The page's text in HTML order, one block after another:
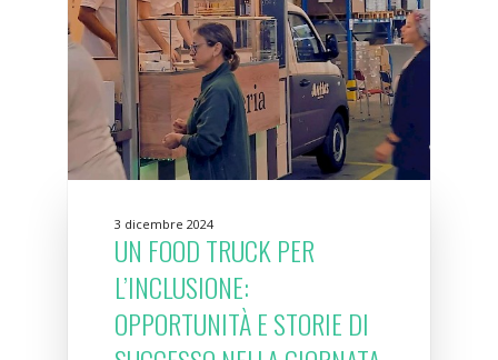
3 dicembre 2024
UN FOOD TRUCK PER
L’INCLUSIONE:
OPPORTUNITÀ E STORIE DI